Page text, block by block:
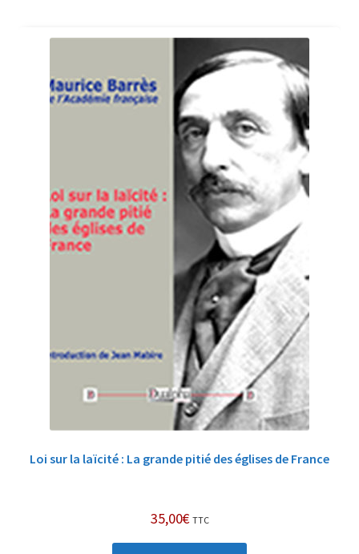
Loi sur la laïcité : La grande pitié des églises de France
35,00€ TTC